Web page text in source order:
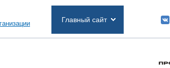
Главный сайт